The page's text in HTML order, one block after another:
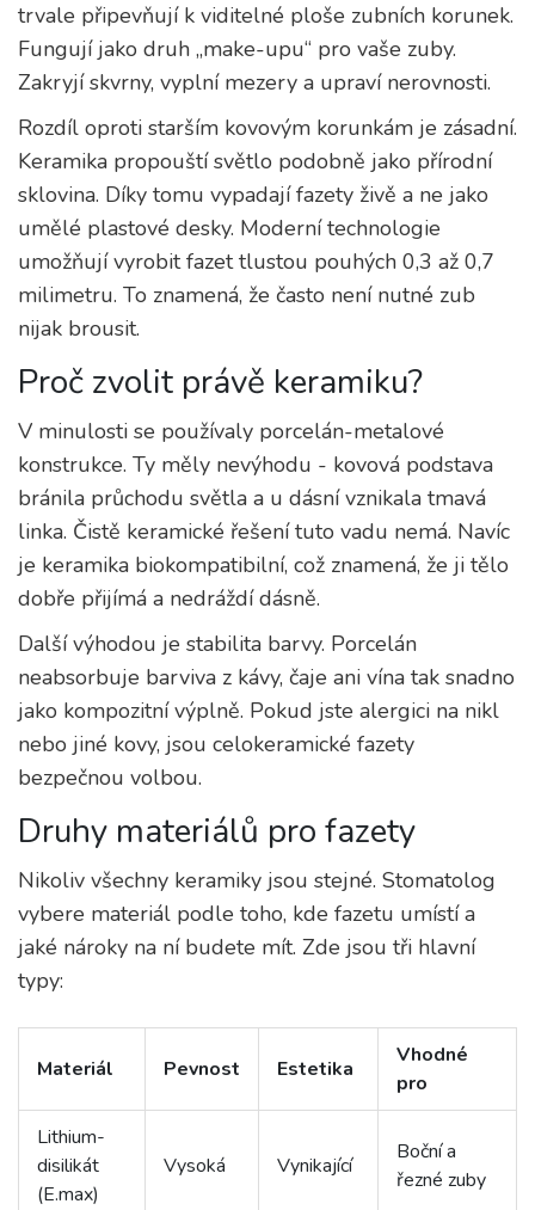
trvale připevňují k viditelné ploše zubních korunek.
Fungují jako druh „make-upu“ pro vaše zuby.
Zakryjí skvrny, vyplní mezery a upraví nerovnosti.
Rozdíl oproti starším kovovým korunkám je zásadní.
Keramika propouští světlo podobně jako přírodní
sklovina. Díky tomu vypadají fazety živě a ne jako
umělé plastové desky. Moderní technologie
umožňují vyrobit fazet tlustou pouhých 0,3 až 0,7
milimetru. To znamená, že často není nutné zub
nijak brousit.
Proč zvolit právě keramiku?
V minulosti se používaly porcelán-metalové
konstrukce. Ty měly nevýhodu - kovová podstava
bránila průchodu světla a u dásní vznikala tmavá
linka. Čistě keramické řešení tuto vadu nemá. Navíc
je keramika biokompatibilní, což znamená, že ji tělo
dobře přijímá a nedráždí dásně.
Další výhodou je stabilita barvy. Porcelán
neabsorbuje barviva z kávy, čaje ani vína tak snadno
jako kompozitní výplně. Pokud jste alergici na nikl
nebo jiné kovy, jsou celokeramické fazety
bezpečnou volbou.
Druhy materiálů pro fazety
Nikoliv všechny keramiky jsou stejné. Stomatolog
vybere materiál podle toho, kde fazetu umístí a
jaké nároky na ní budete mít. Zde jsou tři hlavní
typy:
Materiál Pevnost Estetika
Vhodné
pro
Lithium-
disilikát
(E.max)
Vysoká Vynikající
Boční a
řezné zuby